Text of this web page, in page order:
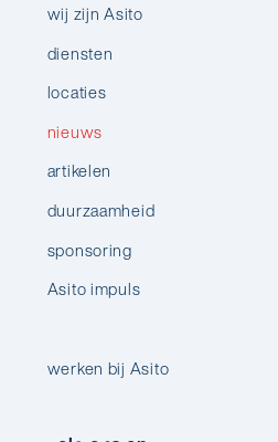
wij zijn Asito
diensten
locaties
nieuws
artikelen
duurzaamheid
sponsoring
Asito impuls
werken bij Asito